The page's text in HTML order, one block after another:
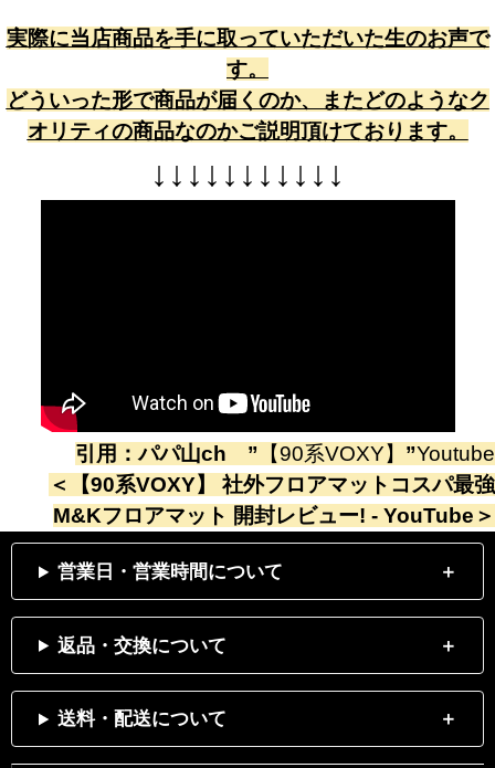
実際に当店商品を手に取っていただいた生のお声で
す。
どういった形で商品が届くのか、またどのようなク
オリティの商品なのかご説明頂けております。
↓ ↓ ↓ ↓ ↓ ↓ ↓ ↓ ↓ ↓ ↓
引用：パパ山ch ” 【90系VOXY】 ”Youtube
＜
【90系VOXY】 社外フロアマットコスパ最強
M&Kフロアマット 開封レビュー! - YouTube ＞
営業日・営業時間について
返品・交換について
送料・配送について